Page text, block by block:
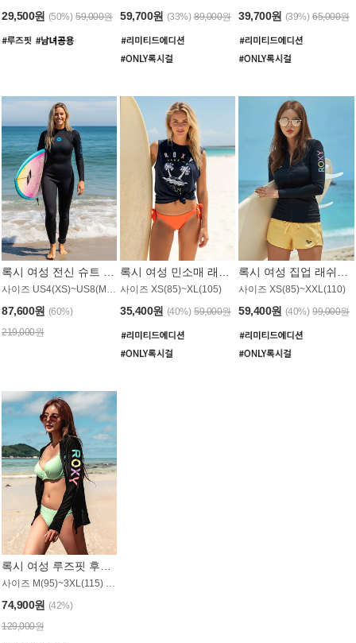
29,500원 (50%) 59,000원 59,700원 (33%) 89,000원 39,700원 (39%) 65,000원
87,600원 (60%)
219,000원
사이즈 XS(85)~XL(105)
35,400원 (40%) 59,000원
사이즈 XS(85)~XXL(110)
59,400원 (40%) 99,000원
록시 여성 루즈핏 후드 래쉬가드 WT900BRX
사이즈 M(95)~3XL(115) / 롱기장 타입
74,900원 (42%)
129,000원